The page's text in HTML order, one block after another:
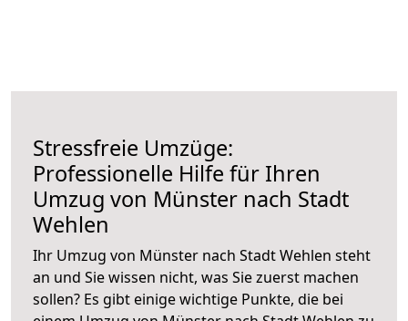
Stressfreie Umzüge:
Professionelle Hilfe für Ihren
Umzug von Münster nach Stadt
Wehlen
Ihr Umzug von Münster nach Stadt Wehlen steht
an und Sie wissen nicht, was Sie zuerst machen
sollen? Es gibt einige wichtige Punkte, die bei